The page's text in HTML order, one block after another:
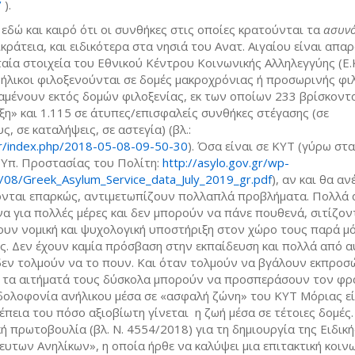
).
και καιρό ότι οι συνθήκες στις οποίες κρατούνται τα
και ειδικότερα στα νησιά του Ανατ. Αιγαίου είναι
στοιχεία του Εθνικού Κέντρου Κοινωνικής Αλληλεγγύης
φιλοξενούνται σε δομές μακροχρόνιας ή προσωρινής
εκτός δομών φιλοξενίας, εκ των οποίων 233
και 1.115 σε άτυπες/επισφαλείς συνθήκες στέγασης (σε
σε καταλήψεις, σε αστεγία) (βλ.:
index.php/2018-05-08-09-50-30). Όσα είναι σε ΚΥΤ (γύρω
Προστασίας του Πολίτη: http://asylo.gov.gr/wp-
Greek_Asylum_Service_data_July_2019_gr.pdf), αν και θα
επαρκώς, αντιμετωπίζουν πολλαπλά προβλήματα. Πολλά
για πολλές μέρες και δεν μπορούν να πάνε πουθενά,
νομική και ψυχολογική υποστήριξη στον χώρο τους παρά
Δεν έχουν καμία πρόσβαση στην εκπαίδευση και πολλά από
τολμούν να το πουν. Και όταν τολμούν να βγάλουν
τα αιτήματά τους δύσκολα μπορούν να προσπεράσουν τον
ανήλικου μέσα σε «ασφαλή ζώνη» του ΚΥΤ Μόριας
του πόσο αξιοβίωτη γίνεται η ζωή μέσα σε τέτοιες
πρωτοβουλία (βλ. Ν. 4554/2018) για τη δημιουργία της
Ανηλίκων», η οποία ήρθε να καλύψει μια επιτακτική